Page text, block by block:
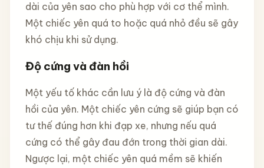
dài của yên sao cho phù hợp với cơ thể mình.
Một chiếc yên quá to hoặc quá nhỏ đều sẽ gây
khó chịu khi sử dụng.
Độ cứng và đàn hồi
Một yếu tố khác cần lưu ý là độ cứng và đàn
hồi của yên. Một chiếc yên cứng sẽ giúp bạn có
tư thế đúng hơn khi đạp xe, nhưng nếu quá
cứng có thể gây đau đớn trong thời gian dài.
Ngược lại, một chiếc yên quá mềm sẽ khiến